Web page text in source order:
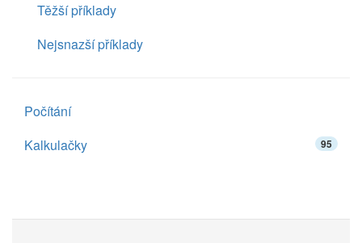
Těžší příklady
Nejsnazší příklady
Počítání
Kalkulačky
95